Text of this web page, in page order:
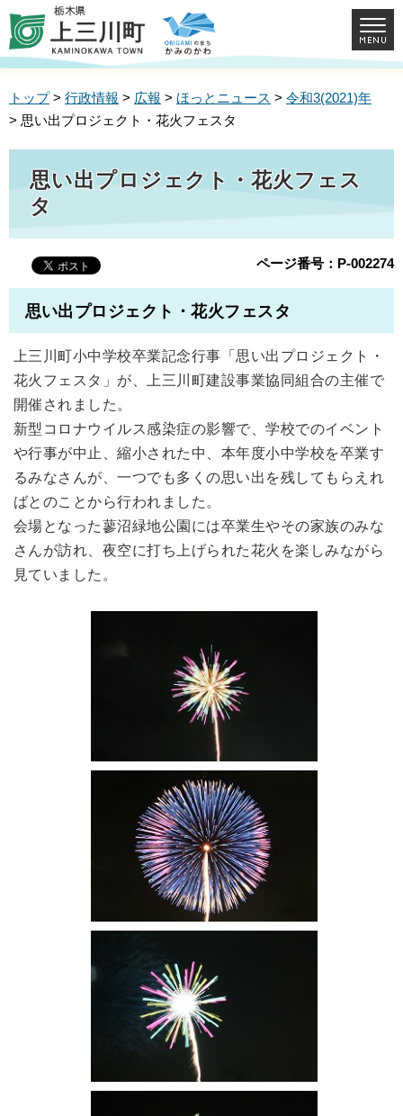
トップ> 行政情報 > 広報 > ほっとニュース > 令和3(2021)年
> 思い出プロジェクト・花火フェスタ
思い出プロジェクト・花火フェス
タ
ページ番号：P-002274
思い出プロジェクト・花火フェスタ
上三川町小中学校卒業記念行事「思い出プロジェクト・
花火フェスタ」が、上三川町建設事業協同組合の主催で
開催されました。
新型コロナウイルス感染症の影響で、学校でのイベント
や行事が中止、縮小された中、本年度小中学校を卒業す
るみなさんが、一つでも多くの思い出を残してもらえれ
ばとのことから行われました。
会場となった蓼沼緑地公園には卒業生やその家族のみな
さんが訪れ、夜空に打ち上げられた花火を楽しみながら
見ていました。